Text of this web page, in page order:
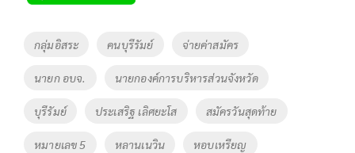
Tags
กลุ่มอิสระ คนบุรีรัมย์ จ่ายค่าสมัคร
นายก อบจ. นายกองค์การบริหารส่วนจังหวัด
บุรีรัมย์ ประเสริฐ เลิศยะโส สมัครวันสุดท้าย
หมายเลข 5 หลานเนวิน หอบเหรียญ